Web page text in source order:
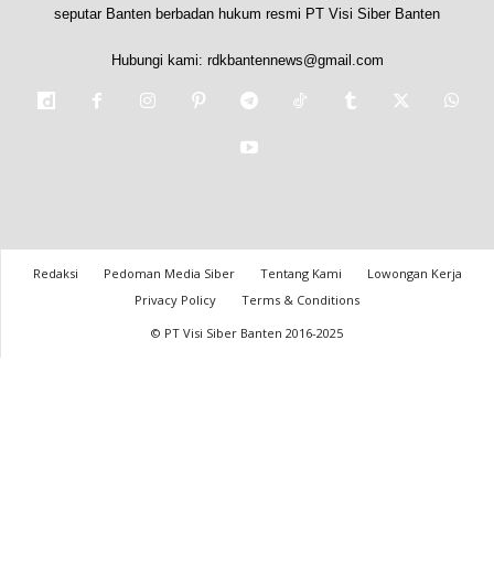
seputar Banten berbadan hukum resmi PT Visi Siber Banten
Hubungi kami: rdkbantennews@gmail.com
Redaksi Pedoman Media Siber Tentang Kami
Lowongan Kerja
Privacy Policy
Terms & Conditions
© PT Visi Siber Banten 2016-2025